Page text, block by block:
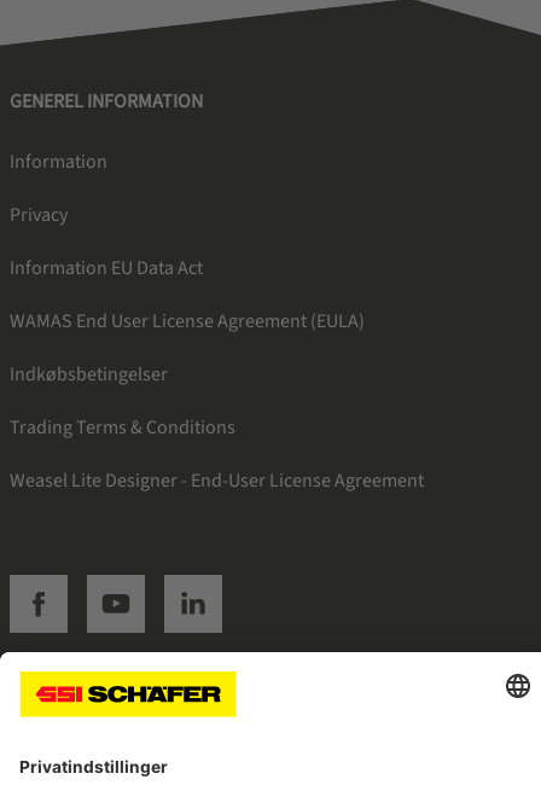
GENEREL INFORMATION
Information
Privacy
Information EU Data Act
WAMAS End User License Agreement (EULA)
Indkøbsbetingelser
Trading Terms & Conditions
Weasel Lite Designer - End-User License Agreement
SSI facebookSSI youtubeSSI linkedin